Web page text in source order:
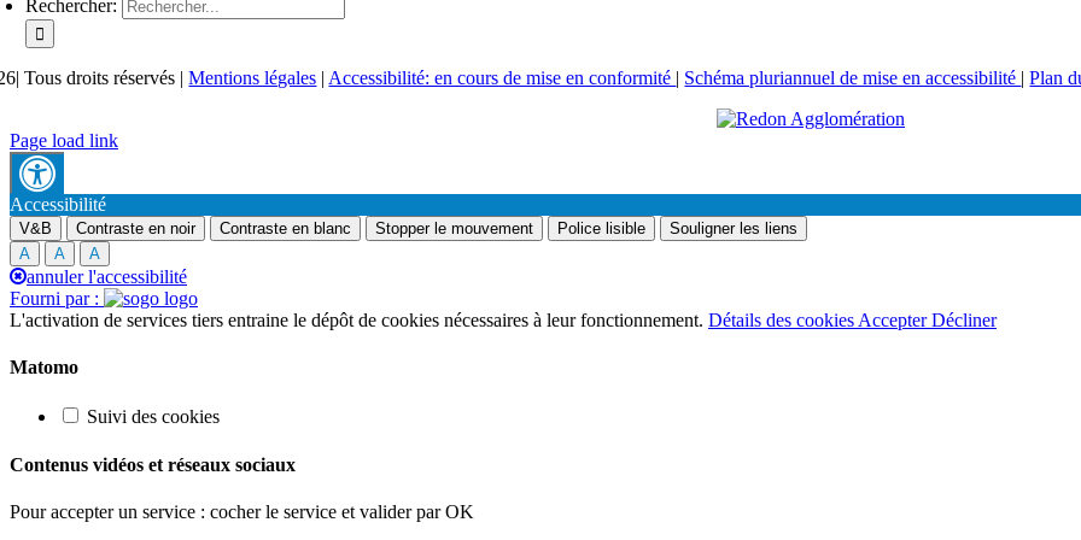
Rechercher:
Tous droits réservés |Mentions légales | Accessibilité: en cours de mise en conformité | Schéma pluriannuel de mise en accessibilité |Plan
Page load link
Accessibilité
V&B Contraste en noir Contraste en blanc Stopper le mouvement Police lisible
Souligner les liens
A
A A
annuler l'accessibilité
Fourni par :
L'activation de services tiers entraine le dépôt de cookies nécessaires à leur fonctionnement. Détails des cookies AccepterDécliner
Matomo
Suivi des cookies
Contenus vidéos et réseaux sociaux
Pour accepter un service : cocher le service et valider par OK